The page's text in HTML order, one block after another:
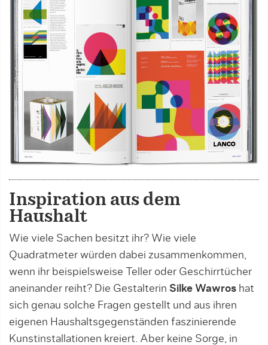
Inspiration aus dem
Haushalt
Wie viele Sachen besitzt ihr? Wie viele
Quadratmeter würden dabei zusammenkommen,
wenn ihr beispielsweise Teller oder Geschirrtücher
aneinander reiht? Die Gestalterin Silke Wawros hat
sich genau solche Fragen gestellt und aus ihren
eigenen Haushaltsgegenständen faszinierende
Kunstinstallationen kreiert. Aber keine Sorge, in